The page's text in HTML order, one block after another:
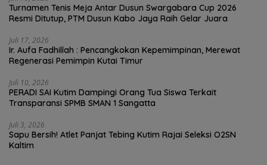
Turnamen Tenis Meja Antar Dusun Swargabara Cup 2026
Resmi Ditutup, PTM Dusun Kabo Jaya Raih Gelar Juara
Juli 17, 2026
Ir. Aufa Fadhillah : Pencangkokan Kepemimpinan, Merewat
Regenerasi Pemimpin Kutai Timur
Juli 10, 2026
PERADI SAI Kutim Dampingi Orang Tua Siswa Terkait
Transparansi SPMB SMAN 1 Sangatta
Juli 3, 2026
Sapu Bersih! Atlet Panjat Tebing Kutim Rajai Seleksi O2SN
Kaltim